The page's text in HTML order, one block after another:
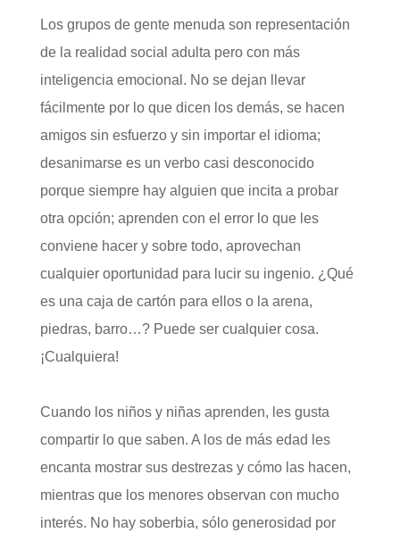
Los grupos de gente menuda son representación
de la realidad social adulta pero con más
inteligencia emocional. No se dejan llevar
fácilmente por lo que dicen los demás, se hacen
amigos sin esfuerzo y sin importar el idioma;
desanimarse es un verbo casi desconocido
porque siempre hay alguien que incita a probar
otra opción; aprenden con el error lo que les
conviene hacer y sobre todo, aprovechan
cualquier oportunidad para lucir su ingenio. ¿Qué
es una caja de cartón para ellos o la arena,
piedras, barro…? Puede ser cualquier cosa.
¡Cualquiera!
Cuando los niños y niñas aprenden, les gusta
compartir lo que saben. A los de más edad les
encanta mostrar sus destrezas y cómo las hacen,
mientras que los menores observan con mucho
interés. No hay soberbia, sólo generosidad por